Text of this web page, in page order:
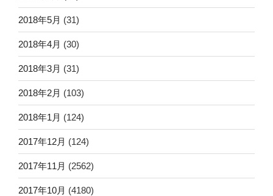
2018年5月 (31)
2018年4月 (30)
2018年3月 (31)
2018年2月 (103)
2018年1月 (124)
2017年12月 (124)
2017年11月 (2562)
2017年10月 (4180)